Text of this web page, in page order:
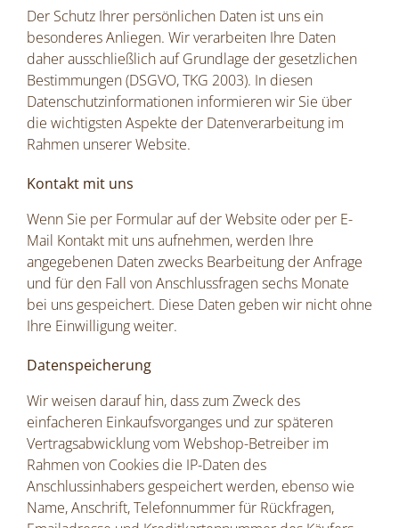
Der Schutz Ihrer persönlichen Daten ist uns ein
besonderes Anliegen. Wir verarbeiten Ihre Daten
daher ausschließlich auf Grundlage der gesetzlichen
Bestimmungen (DSGVO, TKG 2003). In diesen
Datenschutzinformationen informieren wir Sie über
die wichtigsten Aspekte der Datenverarbeitung im
Rahmen unserer Website.
Kontakt mit uns
Wenn Sie per Formular auf der Website oder per E-
Mail Kontakt mit uns aufnehmen, werden Ihre
angegebenen Daten zwecks Bearbeitung der Anfrage
und für den Fall von Anschlussfragen sechs Monate
bei uns gespeichert. Diese Daten geben wir nicht ohne
Ihre Einwilligung weiter.
Datenspeicherung
Wir weisen darauf hin, dass zum Zweck des
einfacheren Einkaufsvorganges und zur späteren
Vertragsabwicklung vom Webshop-Betreiber im
Rahmen von Cookies die IP-Daten des
Anschlussinhabers gespeichert werden, ebenso wie
Name, Anschrift, Telefonnummer für Rückfragen,